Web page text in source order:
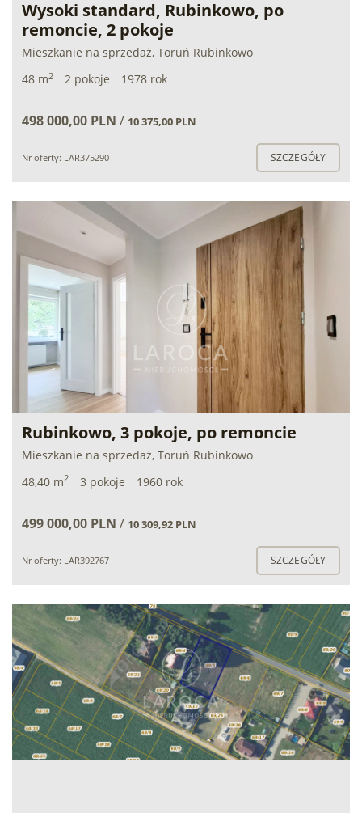
Wysoki standard, Rubinkowo, po
remoncie, 2 pokoje
Mieszkanie na sprzedaż, Toruń Rubinkowo
48 m2 2 pokoje 1978 rok
498 000,00 PLN / 10 375,00 PLN
Nr oferty: LAR375290 SZCZEGÓŁY
Rubinkowo, 3 pokoje, po remoncie
Mieszkanie na sprzedaż, Toruń Rubinkowo
48,40 m2 3 pokoje 1960 rok
499 000,00 PLN / 10 309,92 PLN
Nr oferty: LAR392767 SZCZEGÓŁY